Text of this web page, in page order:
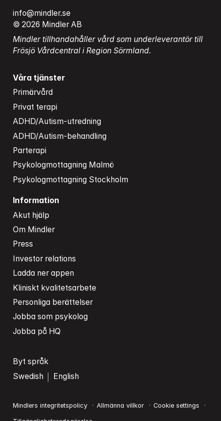
info@mindler.se
© 2026 Mindler AB
Mindler tillhandahåller vård som underleverantör till
Frösjö Vårdcentral i Region Sörmland.
Våra tjänster
Primärvård
Privat terapi
ADHD/Autism-utredning
ADHD/Autism-behandling
Parterapi
Psykologmottagning Malmö
Psykologmottagning Stockholm
Information
Akut hjälp
Om Mindler
Press
Investor relations
Ladda ner appen
Kliniskt kvalitetsarbete
Personliga berättelser
Jobba som psykolog
Jobba på HQ
Byt språk
Swedish
English
Mindlers integritetspolicy Allmänna villkor Cookie settings